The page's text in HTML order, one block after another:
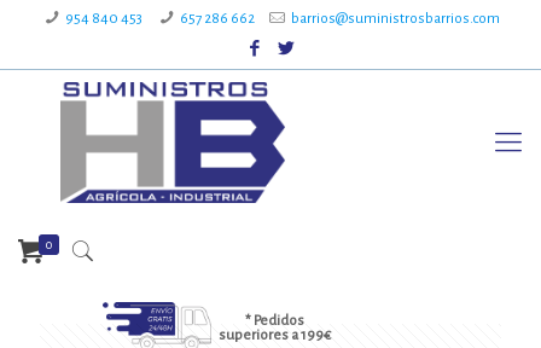
954 840 453 657 286 662 barrios@suministrosbarrios.com
* Pedidos
superiores a 199€
0